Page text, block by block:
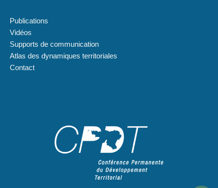
Publications
Vidéos
Supports de communication
Atlas des dynamiques territoriales
Contact